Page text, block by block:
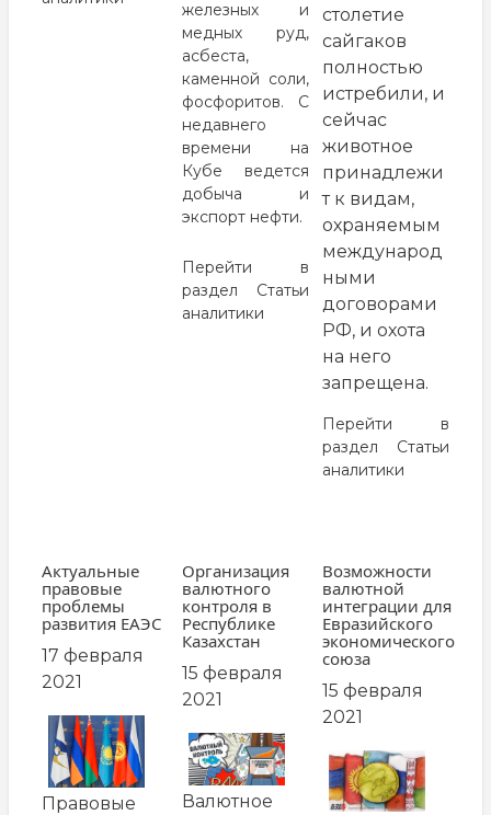
железных и
медных руд,
асбеста,
каменной соли,
фосфоритов. С
недавнего
времени на
Кубе ведется
добыча и
экспорт нефти.
Перейти в
раздел Статьи
аналитики
столетие
сайгаков
полностью
истребили, и
сейчас
животное
принадлежи
т к видам,
охраняемым
международ
ными
договорами
РФ, и охота
на него
запрещена.
Перейти в
раздел Статьи
аналитики
Актуальные
правовые
проблемы
развития ЕАЭС
17 февраля
2021
заглавная
картинка
Правовые
Организация
валютного
контроля в
Республике
Казахстан
15 февраля
2021
заглавная
картинка
Валютное
Возможности
валютной
интеграции для
Евразийского
экономического
союза
15 февраля
2021
заглавная
картинка